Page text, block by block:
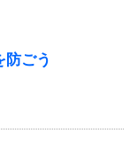
防ごう